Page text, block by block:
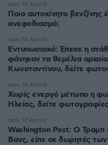
Ποιο αυτοκίνητο
ανεφοδιασμό;
πριν 16 λεπτά
Εντυπωσιακό: Έπεσε η
φάνηκαν τα θεμέλια
Κωνσταντίνου, δείτε
πριν 16 λεπτά
Χωρίς ενεργό μέτωπο η
Ηλείας, δείτε φωτογραφίες
πριν 16 λεπτά
Washington Post: Ο Τραμπ
Βανς, είπε σε δωρητές
πριν 17 λεπτά